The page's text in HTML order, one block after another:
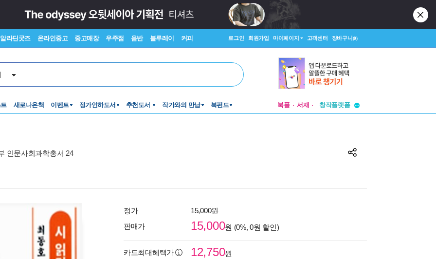
알라딘굿즈 온라인중고 중고매장 우주점 음반 블루레이 커피 로그인 회원가입 마이페이지 고객센터 장바구니(0)
새로나온책 이벤트 정가인하도서 추천도서 작가와의 만남 북펀드 북플 서재
창작플랫폼
인문사회과학총서 24
정가
15,000원
판매가
15,000원 (0%, 0원 할인)
카드최대혜택가 12,750원